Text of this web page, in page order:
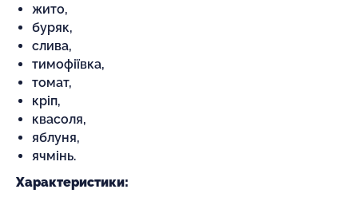
жито,
буряк,
слива,
тимофіївка,
томат,
кріп,
квасоля,
яблуня,
ячмінь.
Характеристики: